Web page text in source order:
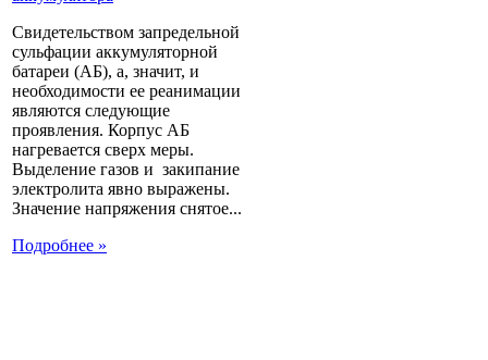
Свидетельством запредельной
сульфации аккумуляторной
батареи (АБ), а, значит, и
необходимости ее реанимации
являются следующие
проявления. Корпус АБ
нагревается сверх меры.
Выделение газов и закипание
электролита явно выражены.
Значение напряжения снятое...
Подробнее »